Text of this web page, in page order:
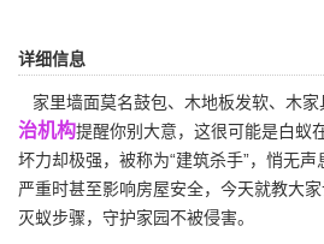
详细信息
家里墙面莫名鼓包、木地板发软、木家
治机构提醒你别大意，这很可能是白蚁
坏力却极强，被称为“建筑杀手”，悄无声
严重时甚至影响房屋安全，今天就教大
灭蚁步骤，守护家园不被侵害。